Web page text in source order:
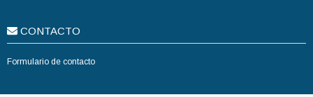
CONTACTO
Formulario de contacto